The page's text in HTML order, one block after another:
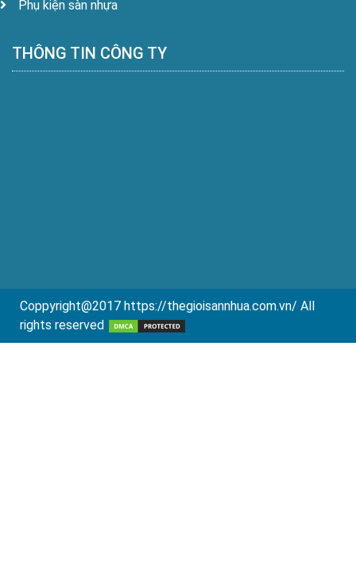
Phụ kiện sàn nhựa
THÔNG TIN CÔNG TY
Coppyright@2017 https://thegioisannhua.com.vn/ All
rights reserved